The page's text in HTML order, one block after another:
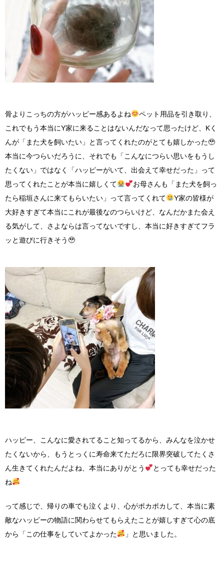
骨よりこっちの方がハッピー感あるよね
ペット用品を引き取り、
これでもう本当にY家に来ることはないんだなって思ったけど、Kく
んが「また犬を飼いたい」と言ってくれたのがとても嬉しかった🥹
本当に今つらいだろうに、それでも「こんなにつらい思いをもうし
たくない」ではなく「ハッピーがいて、出会えて幸せだった」って
思ってくれたことが本当に嬉しくて
お母さんも「また犬を飼っ
たら稲垣さんに来てもらいたい」って言ってくれて
Y家の皆様が
大好きすぎて本当にこれが最後なのつらいけど、なんだかまた会え
る気がして、さよならは言ってないですし、本当に好きすぎてフラ
ッと遊びに行きそう🥹
ハッピー、こんなに愛されてること知ってるから、みんなを泣かせ
たくないから、もうとっくに寿命来てただろに限界突破してたくさ
ん生きてくれたんだよね、本当にありがとう
とっても幸せだった
ね
って感じで、帰りの車でも泣くより、心がポカポカして、本当に素
敵なハッピーの物語に関わらせてもらえたことが嬉しすぎて心の底
から「この仕事をしていてよかった
」と思いました。